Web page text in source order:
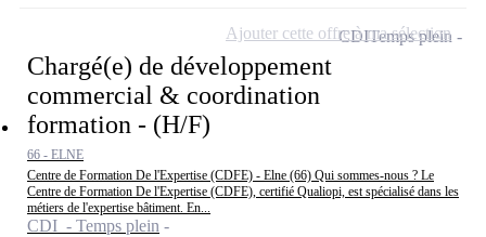
Chargé(e) de développement
commercial & coordination
formation - (H/F)
66 - ELNE
Centre de Formation De l'Expertise (CDFE) - Elne (66) Qui sommes-nous ? Le
Centre de Formation De l'Expertise (CDFE), certifié Qualiopi, est spécialisé dans les
métiers de l'expertise bâtiment. En...
CDI - Temps plein
CDITemps plein
Ajouter cette offre à ma sélection